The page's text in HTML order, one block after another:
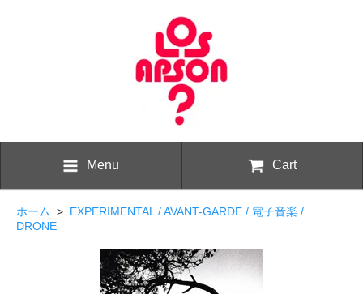
Menu Cart
ホーム > EXPERIMENTAL / AVANT-GARDE / 電子音楽 /
DRONE